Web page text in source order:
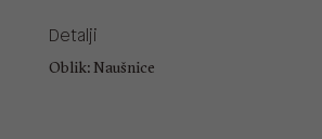
Detalji
Oblik: Naušnice